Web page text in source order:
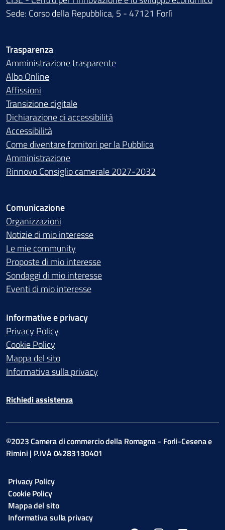
Sede: Corso della Repubblica, 5 - 47121 Forlì
Trasparenza
Amministrazione trasparente
Albo Online
Affissioni
Transizione digitale
Dichiarazione di accessibilità
Accessibilità
Come diventare fornitori per la Pubblica
Amministrazione
Rinnovo Consiglio camerale 2027-2032
Comunicazione
Organizzazioni
Notizie di mio interesse
Le mie community
Proposte di mio interesse
Sondaggi di mio interesse
Eventi di mio interesse
Informative e privacy
Privacy Policy
Cookie Policy
Mappa del sito
Informativa sulla privacy
Richiedi assistenza
©2023 Camera di commercio della Romagna - Forli-Cesena e
Rimini | P.IVA 04283130401
Privacy Policy
Cookie Policy
Mappa del sito
Informativa sulla privacy